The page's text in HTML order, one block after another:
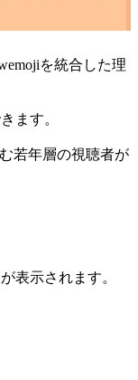
を統合した理
ます。
若年層の視聴者が
表示されます。